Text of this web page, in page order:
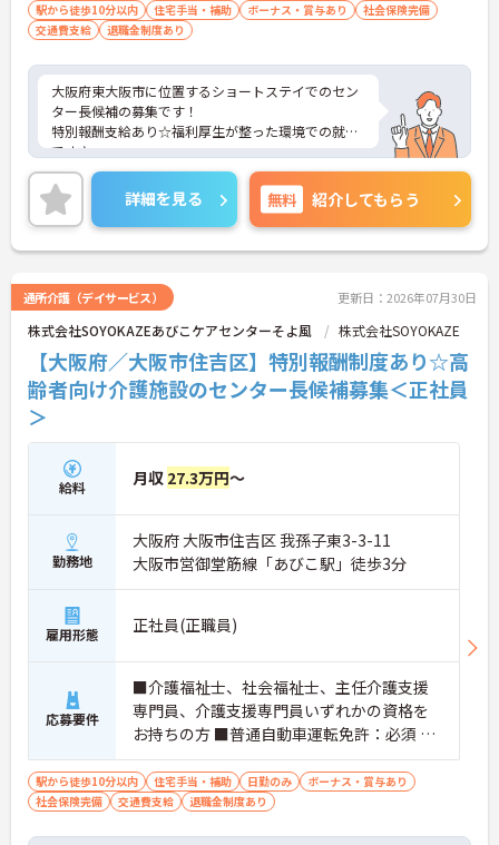
駅から徒歩10分以内 住宅手当・補助 ボーナス・賞与あり
社会保険完備
交通費支給
退職金制度あり
大阪府東大阪市に位置するショートステイでのセン
ター長候補の募集です！
特別報酬支給あり☆福利厚生が整った環境での就業
です♪
ご興味ある方には、面接対策ポイントなど、さらに
詳細をお話しいたしますのでお気軽にご相談くださ
い。
詳細を見る 無料 紹介してもらう
通所介護（デイサービス） 更新日：2026年07月30日
株式会社SOYOKAZEあびこケアセンターそよ風 株式会社SOYOKAZE
【大阪府／大阪市住吉区】特別報酬制度あり☆高
齢者向け介護施設のセンター長候補募集＜正社員
＞
給料 月収 27.3万円～
勤務地
大阪府 大阪市住吉区 我孫子東3-3-11
大阪市営御堂筋線「あびこ駅」徒歩3分
雇用形態 正社員(正職員)
応募要件
■介護福祉士、社会福祉士、主任介護支援
専門員、介護支援専門員いずれかの資格を
お持ちの方 ■普通自動車運転免許：必須 ■
施設長、管理者経験者優遇、施設長業務の
経験があれば尚可
駅から徒歩10分以内 住宅手当・補助 日勤のみ
ボーナス・賞与あり
社会保険完備
交通費支給 退職金制度あり